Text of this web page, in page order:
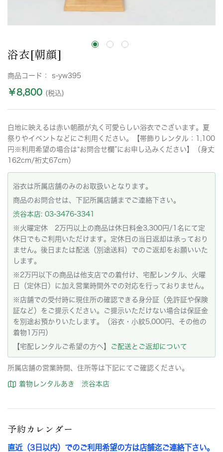
浴衣[朝顔]
商品コード： s-yw395
￥8,800 (税込)
白地に映えるは赤い朝顔が丸く可愛らしい浴衣でございます。夏
祭りやイベントなどにご利用ください。【帯飾りレンタル：1,100
円※利用希望の場合は“お問合せ欄”にお申し込みください】（身丈
162cm/裄丈67cm）
浴衣は所属店舗のみのお取扱いとなります。
商品のお問合せは、下記所属店舗までご連絡下さい。
渋谷本店: 03-3476-3341
※火曜定休 2万円以上の商品は休日料金3,300円/1名にて定
休日でもご利用いただけます。定休日の当日返却は承っており
ません。後日または配送（別途送料）でのご返却をお願いいた
します。
※2万円以下の商品は他支店での着付け、宅配レンタル、火曜
日（定休日）に加え営業時間外での対応を行っておりません。
※店舗での受付時に現住所の確認できる身分証（免許証や保険
証など）をご提示ください。ご提示いただけない場合は保証金
を別途お預かりいたします。（浴衣・小紋5,000円、その他の
着物1万円）
【宅配レンタルご希望の方へ】
ご配送とご返却について
所属店舗の営業時間、住所等は下記にてご確認ください。
着物レンタルあき 渋谷本店
予約カレンダー
直近（3日以内）でのご利用希望の方は店舗迄ご連絡下さい。